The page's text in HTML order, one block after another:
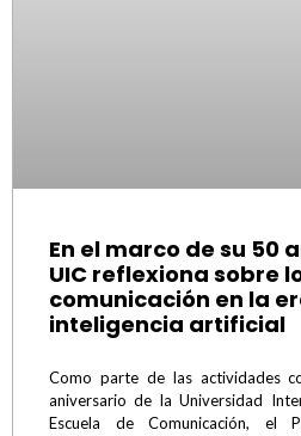
En el marco de su 50
UIC reflexiona sobre
comunicación en la
inteligencia artificial
Como parte de las actividades
aniversario de la Universidad
Escuela de Comunicación, el